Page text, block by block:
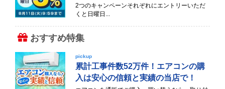
2つのキャンペーンそれぞれにエントリーいただ
くと日曜日...
おすすめ特集
pickup
累計工事件数52万件！エアコンの購
入は安心の信頼と実績の当店で！